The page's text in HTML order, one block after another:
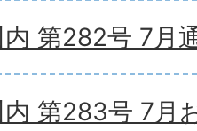
内 第282号 7月
内 第283号 7月